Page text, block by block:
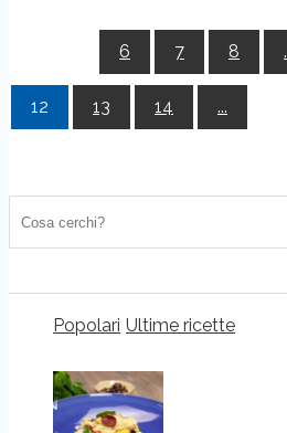
6 7 8
12 13 14 ...
Popolari Ultime ricette